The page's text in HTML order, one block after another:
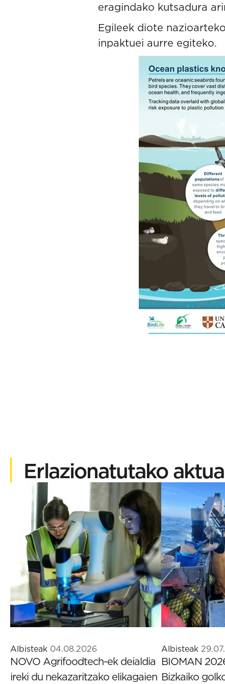
eragindako kutsadura
Egileek diote
inpaktuei aurre egiteko.
Erlazionatutako
Albisteak 04.08.2026
NOVO Agrifoodtech-ek deialdia
ireki du nekazaritzako elikagaien
Albisteak
BIOMAN
Bizkaiko